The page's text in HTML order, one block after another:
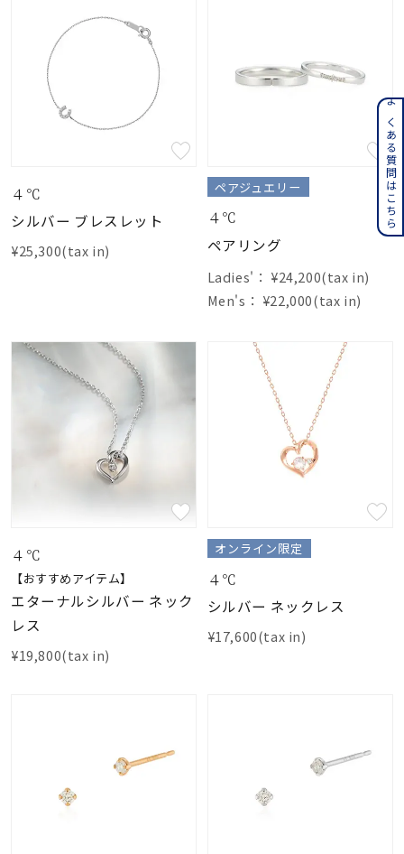
４℃
シルバー ブレスレット
¥25,300(tax in)
ペアジュエリー
４℃
ペアリング
Ladies'： ¥24,200(tax in)
Men's： ¥22,000(tax in)
４℃
【おすすめアイテム】
エターナルシルバー ネック
レス
¥19,800(tax in)
オンライン限定
４℃
シルバー ネックレス
¥17,600(tax in)
よくある質問はこちら